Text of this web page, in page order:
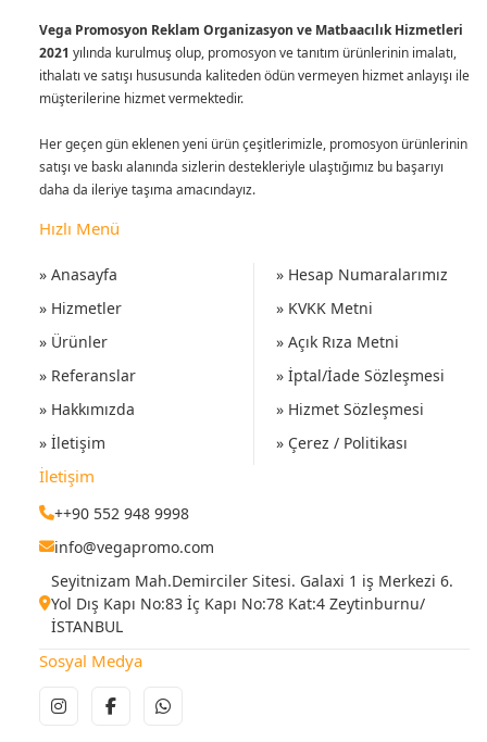
Vega Promosyon Reklam Organizasyon ve Matbaacılık Hizmetleri
2021 yılında kurulmuş olup, promosyon ve tanıtım ürünlerinin imalatı,
ithalatı ve satışı hususunda kaliteden ödün vermeyen hizmet anlayışı ile
müşterilerine hizmet vermektedir.
Her geçen gün eklenen yeni ürün çeşitlerimizle, promosyon ürünlerinin
satışı ve baskı alanında sizlerin destekleriyle ulaştığımız bu başarıyı
daha da ileriye taşıma amacındayız.
Hızlı Menü
» Anasayfa
» Hizmetler
» Ürünler
» Referanslar
» Hakkımızda
» İletişim
» Hesap Numaralarımız
» KVKK Metni
» Açık Rıza Metni
» İptal/İade Sözleşmesi
» Hizmet Sözleşmesi
» Çerez / Politikası
İletişim
++90 552 948 9998
info@vegapromo.com
Seyitnizam Mah.Demirciler Sitesi. Galaxi 1 iş Merkezi 6.
Yol Dış Kapı No:83 İç Kapı No:78 Kat:4 Zeytinburnu/
İSTANBUL
Sosyal Medya